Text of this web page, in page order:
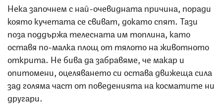
Нека започнем с най-очевидната причина, поради
която кучетата се свиват, докато спят. Тази
поза поддържа телесната им топлина, като
оставя по-малка площ от тялото на животното
открита. Не бива да забравяме, че макар и
опитомени, оцеляването си остава движеща сила
зад голяма част от поведенията на косматите ни
другари.